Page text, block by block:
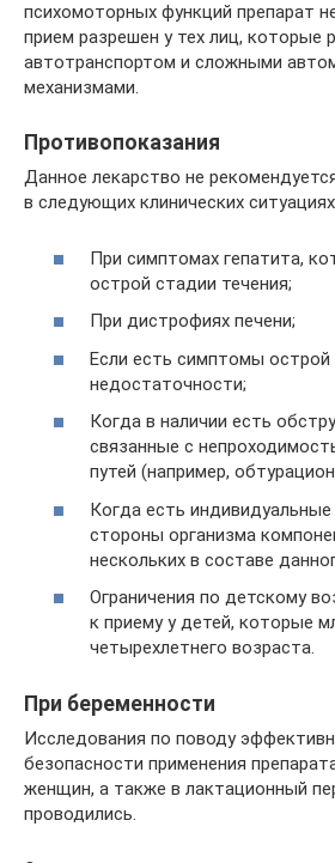
психомоторных функций препарат
прием разрешен у тех лиц, которые
автотранспортом и сложными
механизмами.
Противопоказания
Данное лекарство не
в следующих клинических
При симптомах гепатита,
острой стадии течения;
При дистрофиях печени;
Если есть симптомы острой
недостаточности;
Когда в наличии есть
связанные с
путей (например,
Когда есть
стороны организма
нескольких в составе
Ограничения по детскому
к приему у детей, которые
четырехлетнего возраста.
При беременности
Исследования по поводу
безопасности применения
женщин, а также в лактационный
проводились.